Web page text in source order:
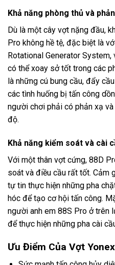
Khả năng phòng thủ và
Dù là một cây vợt nặng đầu,
Pro không hề tệ, đặc biệt là
Rotational Generator
có thể xoay sở tốt trong các
là những cú bung cầu, đẩy
các tình huống bị tấn công
người chơi phải có phản xạ
độ.
Khả năng kiểm soát và cài
Với một thân vợt cứng, 88D
soát và điều cầu rất tốt. Cảm
tự tin thực hiện những pha
hóc để tạo cơ hội tấn công.
người anh em 88S Pro ở trên
để thực hiện những pha cài
Ưu Điểm Của Vợt